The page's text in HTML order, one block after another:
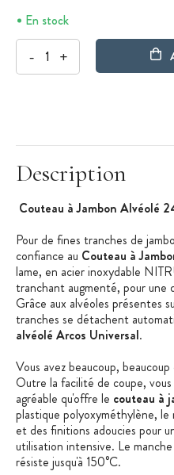
En stock
- +
Description
Couteau à Jambon Alvéolé
Pour de fines tranches de
confiance au Couteau à
lame, en acier inoxydable
tranchant augmenté, pour une
Grâce aux alvéoles présentes
tranches se détachent
alvéolé Arcos Universal.
Vous avez beaucoup,
Outre la facilité de coupe,
agréable qu'offre le couteau à
plastique polyoxyméthylène,
et des finitions adoucies pour
utilisation intensive. Le
résiste jusqu'à 150°C.